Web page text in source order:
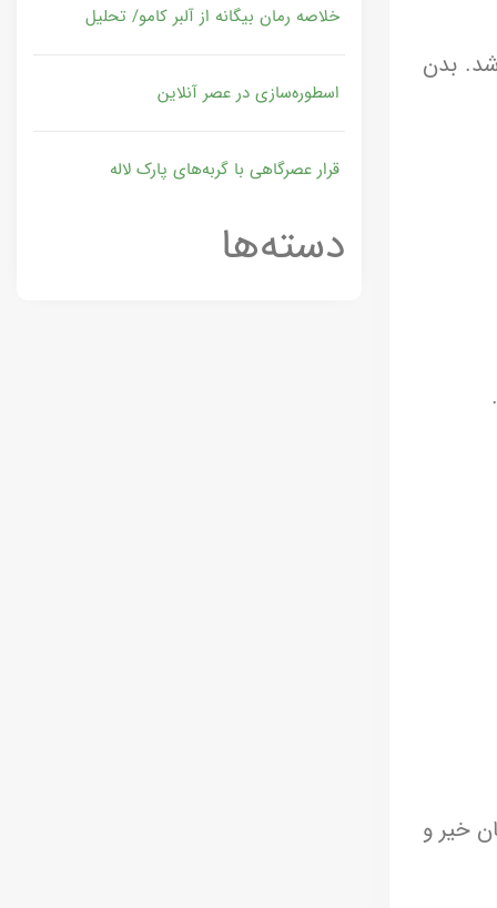
بدن
خیر و
خلاصه رمان بیگانه از آلبر کامو/ تحلیل
اسطوره‌سازی در عصر آنلاین
قرار عصرگاهی با گربه‌های پارک لاله
دسته‌ها